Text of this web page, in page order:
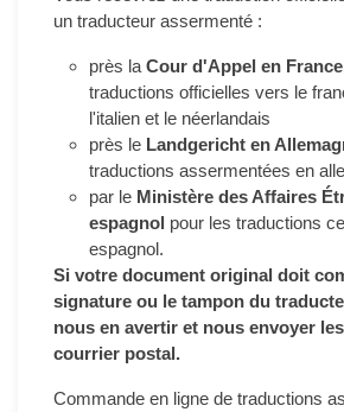
un traducteur assermenté :
près la Cour d'Appel en France
traductions officielles vers le
l'italien et le néerlandais
près le Landgericht en
traductions assermentées en
par le Ministère des Affaires
espagnol pour les traductions
espagnol.
Si votre document original doit
signature ou le tampon du
nous en avertir et nous envoyer
courrier postal.
Commande en ligne de traductions